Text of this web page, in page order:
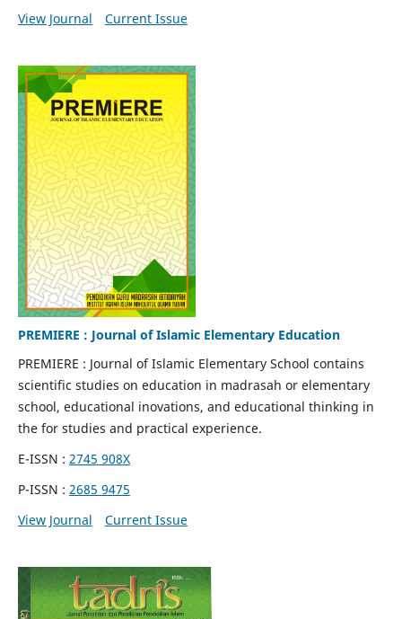
View Journal Current Issue
PREMIERE : Journal of Islamic Elementary Education
PREMIERE : Journal of Islamic Elementary School contains
scientific studies on education in madrasah or elementary
school, educational inovations, and educational thinking in
the for studies and practical experience.
E-ISSN : 2745 908X
P-ISSN : 2685 9475
View Journal
Current Issue